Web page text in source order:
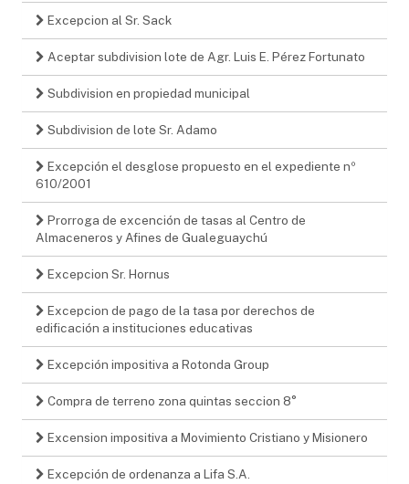
Excepcion al Sr. Sack
Aceptar subdivision lote de Agr. Luis E. Pérez Fortunato
Subdivision en propiedad municipal
Subdivision de lote Sr. Adamo
Excepción el desglose propuesto en el expediente nº
610/2001
Prorroga de excención de tasas al Centro de
Almaceneros y Afines de Gualeguaychú
Excepcion Sr. Hornus
Excepcion de pago de la tasa por derechos de
edificación a instituciones educativas
Excepción impositiva a Rotonda Group
Compra de terreno zona quintas seccion 8°
Excension impositiva a Movimiento Cristiano y Misionero
Excepción de ordenanza a Lifa S.A.